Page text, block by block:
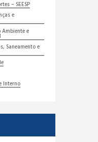
– SEESP
e
Ambiente e
Saneamento e
Interno